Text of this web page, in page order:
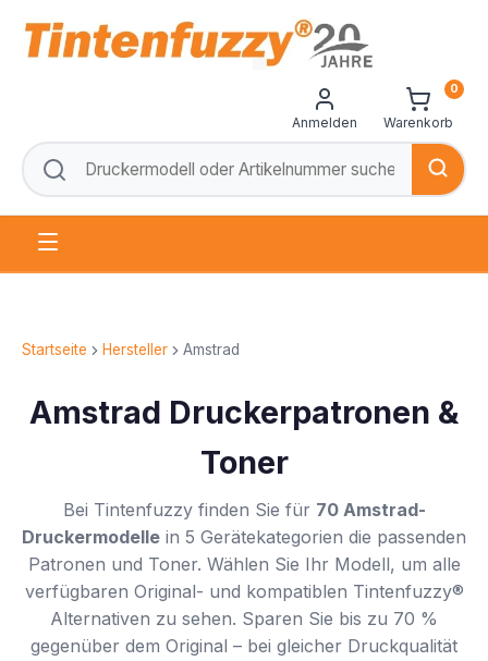
Anmelden Warenkorb
0
Startseite Hersteller Amstrad
Amstrad Druckerpatronen &
Toner
Bei Tintenfuzzy finden Sie für 70 Amstrad-
Druckermodelle in 5 Gerätekategorien die passenden
Patronen und Toner. Wählen Sie Ihr Modell, um alle
verfügbaren Original- und kompatiblen Tintenfuzzy®
Alternativen zu sehen. Sparen Sie bis zu 70 %
gegenüber dem Original – bei gleicher Druckqualität